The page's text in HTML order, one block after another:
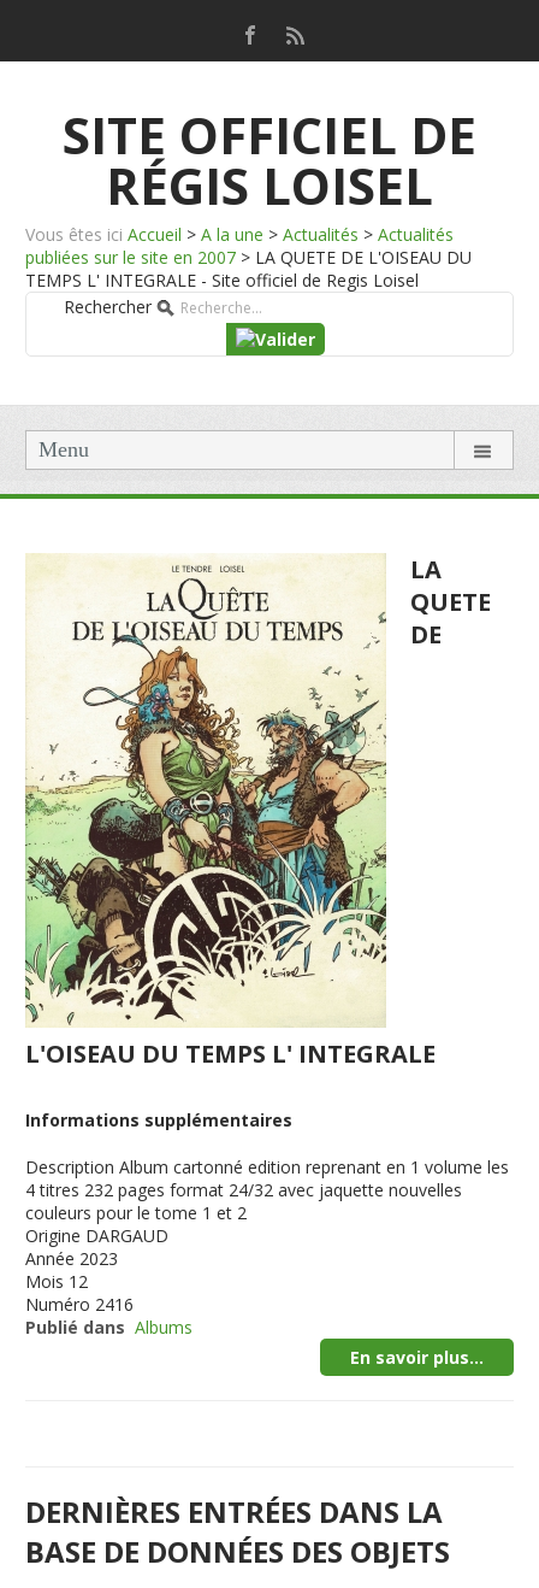
SITE OFFICIEL DE
RÉGIS LOISEL
Vous êtes ici Accueil > A la une > Actualités > Actualités
publiées sur le site en 2007 > LA QUETE DE L'OISEAU DU
TEMPS L' INTEGRALE - Site officiel de Regis Loisel
Rechercher
Menu
LA
QUETE
DE
L'OISEAU DU TEMPS L' INTEGRALE
Informations supplémentaires
Description Album cartonné edition reprenant en 1 volume les
4 titres 232 pages format 24/32 avec jaquette nouvelles
couleurs pour le tome 1 et 2
Origine DARGAUD
Année 2023
Mois 12
Numéro 2416
Publié dans Albums
En savoir plus...
DERNIÈRES ENTRÉES DANS LA
BASE DE DONNÉES DES OBJETS